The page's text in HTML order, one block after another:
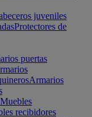
juveniles
Protectores de
puertas
Armarios
Muebles
recibidores